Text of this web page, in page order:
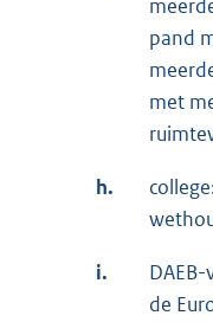
pand
met
h.
i.
de